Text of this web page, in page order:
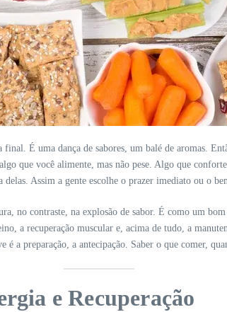
É uma dança de sabores, um balé de aromas.
que você alimente, mas não pese. Algo que
Assim a gente escolhe o prazer imediato ou o
no contraste, na explosão de sabor. É como um
a recuperação muscular e, acima de tudo, a
a preparação, a antecipação. Saber o que comer,
e Recuperação